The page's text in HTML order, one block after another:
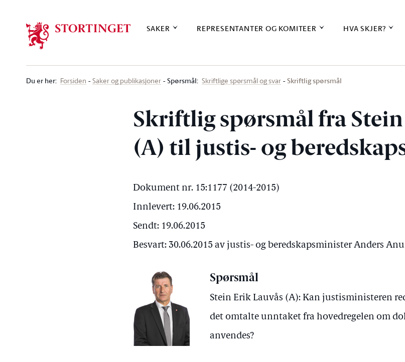
SAKER REPRESENTANTER OG KOMITEER HVA SKJER?
Du er her: Forsiden Saker og publikasjoner Spørsmål: Skriftlige spørsmål og svar Skriftlig spørsmål
Skriftlig spørsmål fra
(A) til justis- og
Dokument nr. 15:1177 (2014-2015)
Innlevert: 19.06.2015
Sendt: 19.06.2015
Besvart: 30.06.2015 av justis- og beredskapsminister Anders
Spørsmål
Stein Erik Lauvås (A): Kan justisministeren
det omtalte unntaket fra hovedregelen om
anvendes?